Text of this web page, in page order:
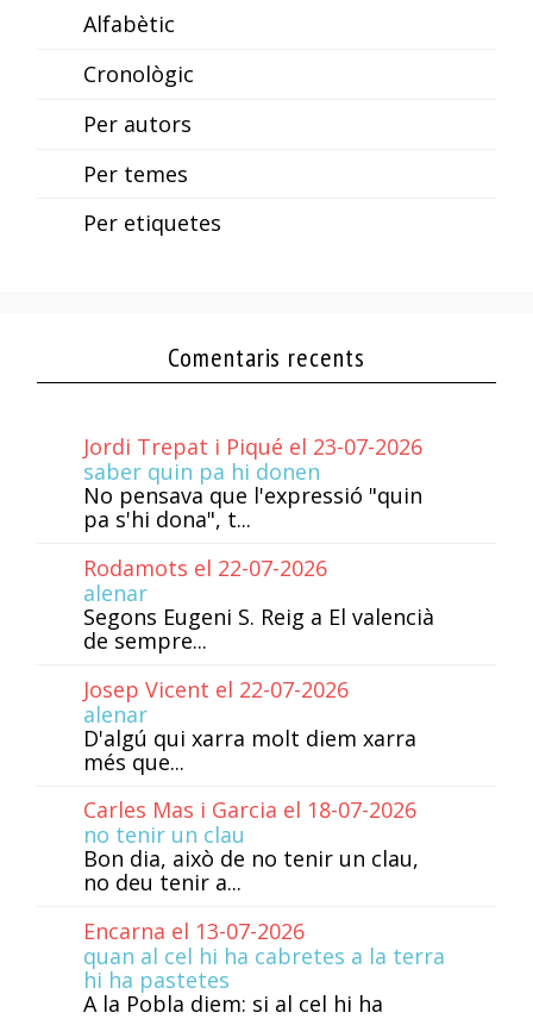
Alfabètic
Cronològic
Per autors
Per temes
Per etiquetes
Comentaris recents
Jordi Trepat i Piqué el 23-07-2026
saber quin pa hi donen
No pensava que l'expressió "quin
pa s'hi dona", t...
Rodamots el 22-07-2026
alenar
Segons Eugeni S. Reig a El valencià
de sempre...
Josep Vicent el 22-07-2026
alenar
D'algú qui xarra molt diem xarra
més que...
Carles Mas i Garcia el 18-07-2026
no tenir un clau
Bon dia, això de no tenir un clau,
no deu tenir a...
Encarna el 13-07-2026
quan al cel hi ha cabretes a la terra
hi ha pastetes
A la Pobla diem: si al cel hi ha